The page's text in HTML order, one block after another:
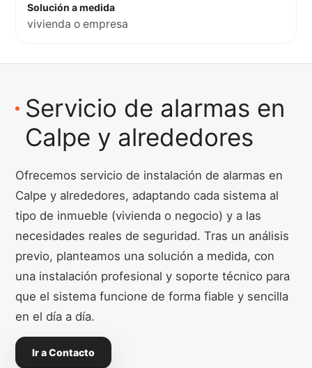
Solución a medida
vivienda o empresa
Servicio de alarmas en
Calpe y alrededores
Ofrecemos servicio de instalación de alarmas en
Calpe y alrededores, adaptando cada sistema al
tipo de inmueble (vivienda o negocio) y a las
necesidades reales de seguridad. Tras un análisis
previo, planteamos una solución a medida, con
una instalación profesional y soporte técnico para
que el sistema funcione de forma fiable y sencilla
en el día a día.
Ir a Contacto